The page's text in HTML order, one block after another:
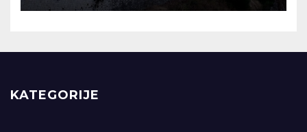
KATEGORIJE